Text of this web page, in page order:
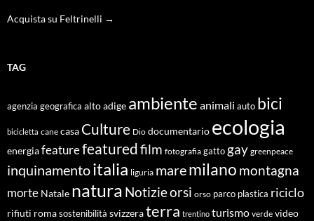
Acquista su Feltrinelli →
TAG
agenzia geografica alto adige ambiente animali auto bici
bicicletta cane casa Culture Dio documentario ecologia
energiafeaturefeaturedfilm fotografia gatto gay greenpeace
inquinamentoitalia liguria maremilano montagna
morte Natale natura Notizieorsi orso parco plastica riciclo
rifiuti roma sostenibilità svizzeraterra trentino turismo verde video